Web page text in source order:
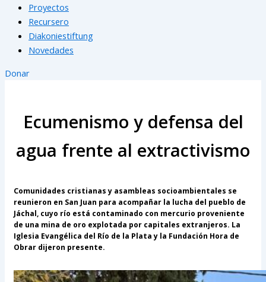
Proyectos
Recursero
Diakoniestiftung
Novedades
Donar
Ecumenismo y defensa del
agua frente al extractivismo
Comunidades cristianas y asambleas socioambientales se
reunieron en San Juan para acompañar la lucha del pueblo de
Jáchal, cuyo río está contaminado con mercurio proveniente
de una mina de oro explotada por capitales extranjeros. La
Iglesia Evangélica del Río de la Plata y la Fundación Hora de
Obrar dijeron presente.